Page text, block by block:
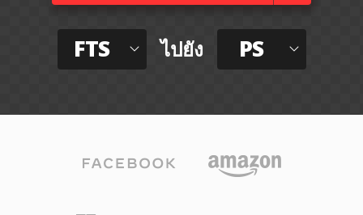
FTS ไปยัง PS